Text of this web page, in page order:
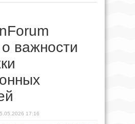
важности
17:16